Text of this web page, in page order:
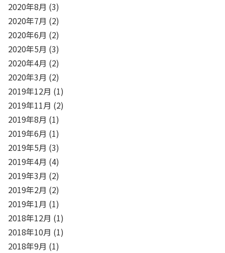
2020年8月 (3)
2020年7月 (2)
2020年6月 (2)
2020年5月 (3)
2020年4月 (2)
2020年3月 (2)
2019年12月 (1)
2019年11月 (2)
2019年8月 (1)
2019年6月 (1)
2019年5月 (3)
2019年4月 (4)
2019年3月 (2)
2019年2月 (2)
2019年1月 (1)
2018年12月 (1)
2018年10月 (1)
2018年9月 (1)